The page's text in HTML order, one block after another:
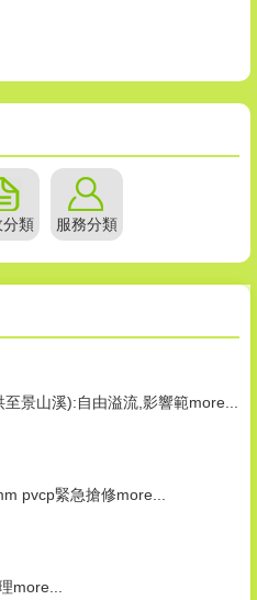
類 服務分類
景山溪):自由溢流,影響範more...
pvcp緊急搶修more...
more...